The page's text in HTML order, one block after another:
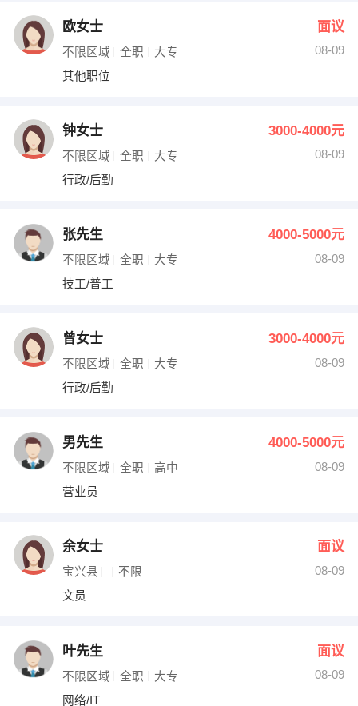
其他职位
欧女士 面议
不限区域 全职 大专
08-09
其他职位
钟女士 3000-4000元
不限区域 全职 大专
08-09
行政/后勤
张先生 4000-5000元
不限区域 全职 大专
08-09
技工/普工
曾女士 3000-4000元
不限区域 全职 大专
08-09
行政/后勤
男先生 4000-5000元
不限区域 全职 高中
08-09
营业员
余女士 面议
宝兴县 不限
08-09
文员
叶先生 面议
不限区域 全职 大专
08-09
网络/IT